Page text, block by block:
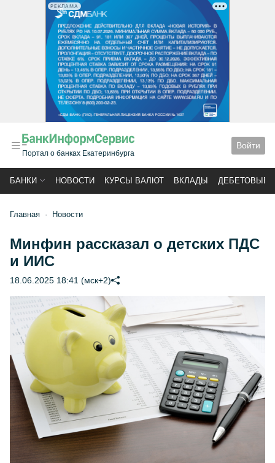
РЕКЛАМА
Портал о банках Екатеринбурга
Войти
БАНКИ НОВОСТИ КУРСЫ ВАЛЮТ ВКЛАДЫ ДЕБЕТОВЫЕ
Главная Новости
Минфин рассказал о детских ПДС
и ИИС
18.06.2025 18:41 (мск+2)